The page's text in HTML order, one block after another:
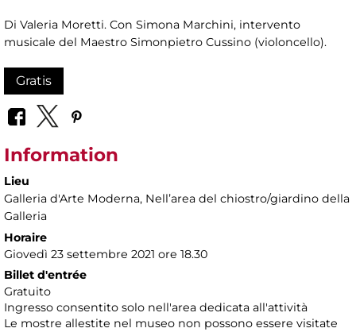
Di Valeria Moretti. Con Simona Marchini, intervento
musicale del Maestro Simonpietro Cussino (violoncello).
Gratis
Information
Lieu
Galleria d'Arte Moderna, Nellʼarea del chiostro/giardino della
Galleria
Horaire
Giovedì 23 settembre 2021 ore 18.30
Billet d'entrée
Gratuito
Ingresso consentito solo nell'area dedicata all'attività
Le mostre allestite nel museo non possono essere visitate